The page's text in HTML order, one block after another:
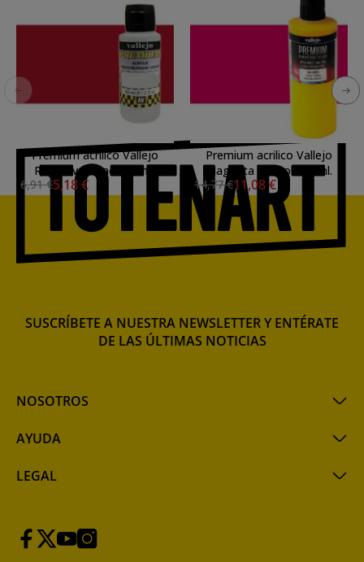
Premium acrilico Vallejo
Rojo Vivo opaco 60 ml.
6,91 €5,18 €
Premium acrilico Vallejo
Magenta opaco 200 ml.
14,77 €11,08 €
NOSOTROS
AYUDA
LEGAL
SUSCRÍBETE A NUESTRA NEWSLETTER Y ENTÉRATE
DE LAS ÚLTIMAS NOTICIAS